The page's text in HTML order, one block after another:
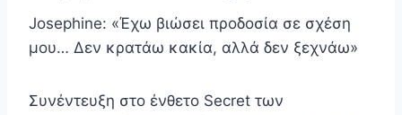
Josephine: «Έχω βιώσει προδοσία σε σχέση
μου… Δεν κρατάω κακία, αλλά δεν ξεχνάω»
Συνέντευξη στο ένθετο Secret των